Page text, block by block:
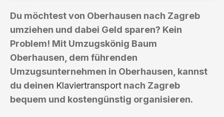
Du möchtest von Oberhausen nach Zagreb
umziehen und dabei Geld sparen? Kein
Problem! Mit Umzugskönig Baum
Oberhausen, dem führenden
Umzugsunternehmen in Oberhausen, kannst
du deinen Klaviertransport nach Zagreb
bequem und kostengünstig organisieren.